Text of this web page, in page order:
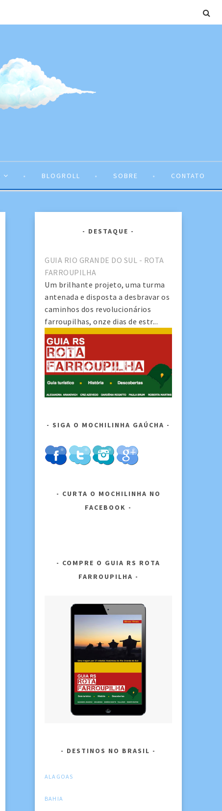
BLOGROLL SOBRE CONTATO
DESTAQUE
GUIA RIO GRANDE DO SUL - ROTA
FARROUPILHA
Um brilhante projeto, uma turma
antenada e disposta a desbravar os
caminhos dos revolucionários
farroupilhas, onze dias de estr...
SIGA O MOCHILINHA GAÚCHA
CURTA O MOCHILINHA NO
FACEBOOK
COMPRE O GUIA RS ROTA
FARROUPILHA
DESTINOS NO BRASIL
ALAGOAS
BAHIA